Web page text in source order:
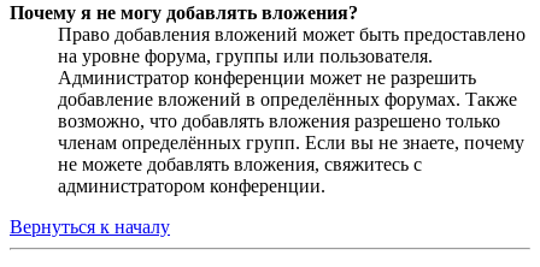
Почему я не могу добавлять вложения?
Право добавления вложений может быть предоставлено
на уровне форума, группы или пользователя.
Администратор конференции может не разрешить
добавление вложений в определённых форумах. Также
возможно, что добавлять вложения разрешено только
членам определённых групп. Если вы не знаете, почему
не можете добавлять вложения, свяжитесь с
администратором конференции.
Вернуться к началу